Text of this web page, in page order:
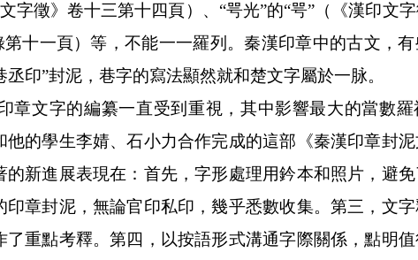
字徵》卷十三第十四頁）、“咢光”的“咢”（《漢印文
十一頁）等，不能一一羅列。秦漢印章中的古文，
印”封泥，巷字的寫法顯然就和楚文字屬於一脉。
章文字的編纂一直受到重視，其中影響最大的當數羅
的學生李婧、石小力合作完成的這部《秦漢印章封泥
新進展表現在：首先，字形處理用鈐本和照片，避
章封泥，無論官印私印，幾乎悉數收集。第三，文
重點考釋。第四，以按語形式溝通字際關係，點明